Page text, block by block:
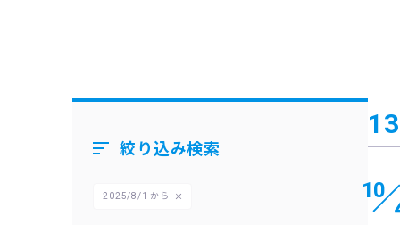
絞り込み検索
2025/8/1 から 10